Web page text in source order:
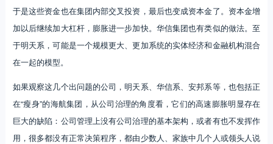
于是这些资金也在集团内部交叉投资，最后也变成资本金了。资本金增
加以后继续加大杠杆，膨胀进一步加快。华信集团也有类似的做法。至
于明天系，可能是一个规模更大、更加系统的实体经济和金融机构混合
在一起的模型。
如果观察这几个出问题的公司，明天系、华信系、安邦系等，也包括正
在“瘦身”的海航集团，从公司治理的角度看，它们的高速膨胀明显存在
巨大的缺陷：公司管理上没有公司治理的基本架构，或者有也不发挥作
用，很多都没有正常决策程序，都由少数人、家族中几个人或领头人说